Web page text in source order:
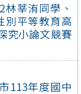
莘洧同學、
別平等教育高
究小論文競賽
113年度國中